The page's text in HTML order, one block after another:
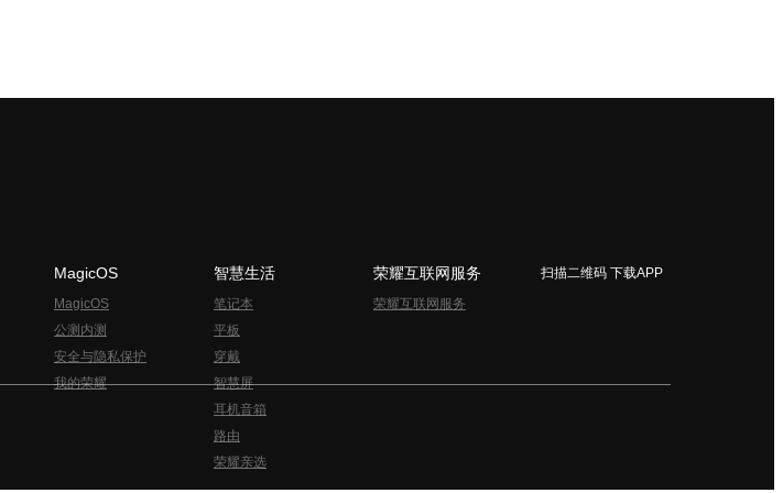
MagicOS
MagicOS
公测内测
安全与隐私保护
我的荣耀
智慧生活
笔记本
平板
穿戴
智慧屏
耳机音箱
路由
荣耀亲选
荣耀互联网服务
荣耀互联网服务
扫描二维码 下载APP